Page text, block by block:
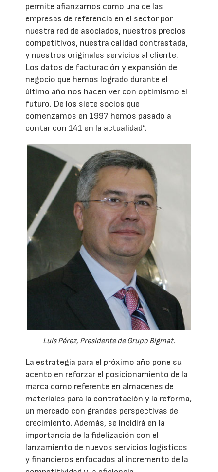
permite afianzarnos como una de las
empresas de referencia en el sector por
nuestra red de asociados, nuestros precios
competitivos, nuestra calidad contrastada,
y nuestros originales servicios al cliente.
Los datos de facturación y expansión de
negocio que hemos logrado durante el
último año nos hacen ver con optimismo el
futuro. De los siete socios que
comenzamos en 1997 hemos pasado a
contar con 141 en la actualidad”.
Luis Pérez, Presidente de Grupo Bigmat.
La estrategia para el próximo año pone su
acento en reforzar el posicionamiento de la
marca como referente en almacenes de
materiales para la contratación y la reforma,
un mercado con grandes perspectivas de
crecimiento. Además, se incidirá en la
importancia de la fidelización con el
lanzamiento de nuevos servicios logísticos
y financieros enfocados al incremento de la